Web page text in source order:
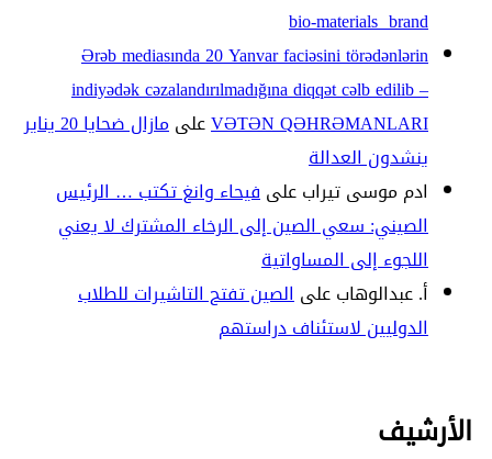
bio-materials brand
Ərəb mediasında 20 Yanvar faciəsini törədənlərin
indiyədək cəzalandırılmadığına diqqət cəlb edilib –
VƏTƏN QƏHRƏMANLARIعلى
مازال ضحايا 20 يناير
ينشدون العدالة
ادم موسى تيرابعلىفيحاء وانغ تكتب … الرئيس
الصيني: سعي الصين إلى الرخاء المشترك لا يعني
اللجوء إلى المساواتية
أ. عبدالوهابعلىالصين تفتح التاشيرات للطلاب
الدوليين لاستئناف دراستهم
الأرشيف